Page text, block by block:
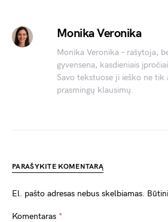
Monika Veronika
Monika Veronika – rašytoja,
gyvensena, kasdieniais
Savo tekstuose ji ieško ne tik
prasmingų klausimų.
PARAŠYKITE KOMENTARĄ
El. pašto adresas nebus skelbiamas.
Komentaras *